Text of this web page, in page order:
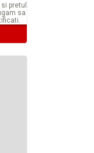
pretul
sa